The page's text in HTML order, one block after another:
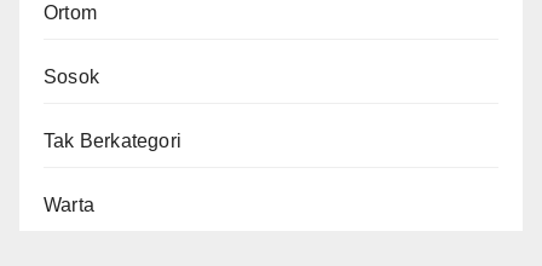
Ortom
Sosok
Tak Berkategori
Warta